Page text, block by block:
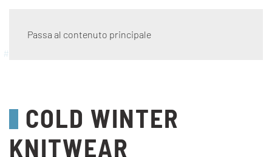
Passa al contenuto principale
#moda
COLD WINTER
KNITWEAR